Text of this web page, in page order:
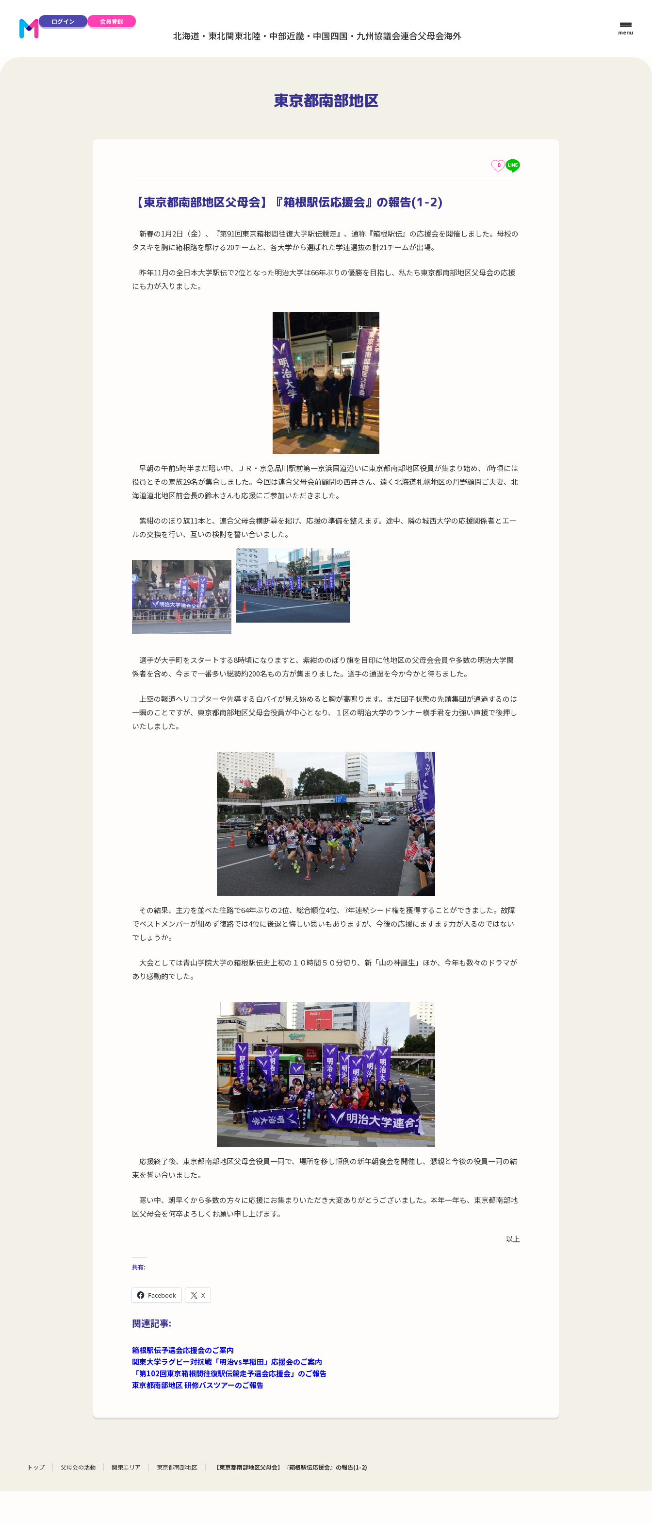
ログイン 会員登録
北海道・東北関東北陸・中部近畿・中国四国・九州協議会連合父母会海外 menu
東京都南部地区
0
【東京都南部地区父母会】『箱根駅伝応援会』の報告(1-2)
新春の1月2日（金）、『第91回東京箱根間往復大学駅伝競走』、通称『箱根駅伝』の応援会を開催しました。母校の
タスキを胸に箱根路を駆ける20チームと、各大学から選ばれた学連選抜の計21チームが出場。
昨年11月の全日本大学駅伝で2位となった明治大学は66年ぶりの優勝を目指し、私たち東京都南部地区父母会の応援
にも力が入りました。
早朝の午前5時半まだ暗い中、ＪＲ・京急品川駅前第一京浜国道沿いに東京都南部地区役員が集まり始め、7時頃には
役員とその家族29名が集合しました。今回は連合父母会前顧問の西井さん、遠く北海道札幌地区の丹野顧問ご夫妻、北
海道道北地区前会長の鈴木さんも応援にご参加いただきました。
紫紺ののぼり旗11本と、連合父母会横断幕を掲げ、応援の準備を整えます。途中、隣の城西大学の応援関係者とエー
ルの交換を行い、互いの検討を誓い合いました。
選手が大手町をスタートする8時頃になりますと、紫紺ののぼり旗を目印に他地区の父母会会員や多数の明治大学関
係者を含め、今まで一番多い総勢約200名もの方が集まりました。選手の通過を今か今かと待ちました。
上空の報道ヘリコプターや先導する白バイが見え始めると胸が高鳴ります。まだ団子状態の先頭集団が通過するのは
一瞬のことですが、東京都南部地区父母会役員が中心となり、１区の明治大学のランナー横手君を力強い声援で後押し
いたしました。
その結果、主力を並べた往路で64年ぶりの2位、総合順位4位、7年連続シード権を獲得することができました。故障
でベストメンバーが組めず復路では4位に後退と悔しい思いもありますが、今後の応援にますます力が入るのではない
でしょうか。
大会としては青山学院大学の箱根駅伝史上初の１０時間５０分切り、新「山の神誕生」ほか、今年も数々のドラマが
あり感動的でした。
応援終了後、東京都南部地区父母会役員一同で、場所を移し恒例の新年朝食会を開催し、懇親と今後の役員一同の結
束を誓い合いました。
寒い中、朝早くから多数の方々に応援にお集まりいただき大変ありがとうございました。本年一年も、東京都南部地
区父母会を何卒よろしくお願い申し上げます。
以上
共有:
Facebook X
関連記事:
箱根駅伝予選会応援会のご案内
関東大学ラグビー対抗戦「明治vs早稲田」応援会のご案内
「第102回東京箱根間往復駅伝競走予選会応援会」のご報告
東京都南部地区 研修バスツアーのご報告
トップ 父母会の活動 関東エリア 東京都南部地区 【東京都南部地区父母会】『箱根駅伝応援会』の報告(1-2)